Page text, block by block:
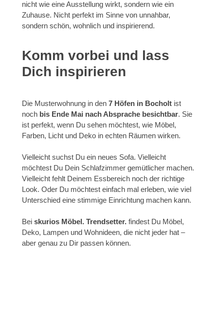
nicht wie eine Ausstellung wirkt, sondern wie ein
Zuhause. Nicht perfekt im Sinne von unnahbar,
sondern schön, wohnlich und inspirierend.
Komm vorbei und lass
Dich inspirieren
Die Musterwohnung in den 7 Höfen in Bocholt ist
noch bis Ende Mai nach Absprache besichtbar. Sie
ist perfekt, wenn Du sehen möchtest, wie Möbel,
Farben, Licht und Deko in echten Räumen wirken.
Vielleicht suchst Du ein neues Sofa. Vielleicht
möchtest Du Dein Schlafzimmer gemütlicher machen.
Vielleicht fehlt Deinem Essbereich noch der richtige
Look. Oder Du möchtest einfach mal erleben, wie viel
Unterschied eine stimmige Einrichtung machen kann.
Bei skurios Möbel. Trendsetter. findest Du Möbel,
Deko, Lampen und Wohnideen, die nicht jeder hat –
aber genau zu Dir passen können.